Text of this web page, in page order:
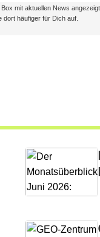
mit aktuellen News angezeigt.
häufiger für Dich auf.